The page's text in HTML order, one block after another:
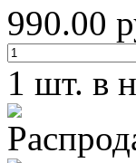
990.00
1 шт. в